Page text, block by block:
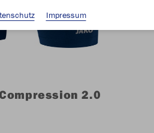
2.0
Impressum